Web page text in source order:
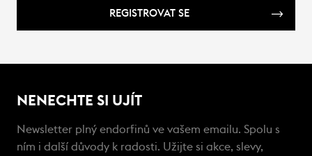
REGISTROVAT SE
NENECHTE SI UJÍT
Newsletter plný endorfinů ve vašem emailu. Spolu s
ním i další důvody k radosti. Užijte si akce, slevy,